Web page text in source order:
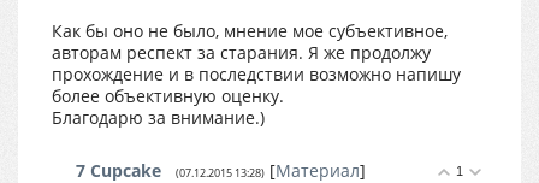
Как бы оно не было, мнение мое субъективное,
авторам респект за старания. Я же продолжу
прохождение и в последствии возможно напишу
более объективную оценку.
Благодарю за внимание.)
1
7 Cupcake (07.12.2015 13:28) [Материал]